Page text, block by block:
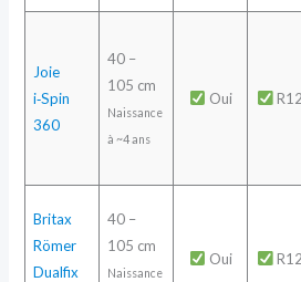
Joie
i‑Spin
360
40 –
105 cm
Naissance
à ~4 ans
Oui
Britax
Römer
Dualfix
40 –
105 cm
Naissance
Oui